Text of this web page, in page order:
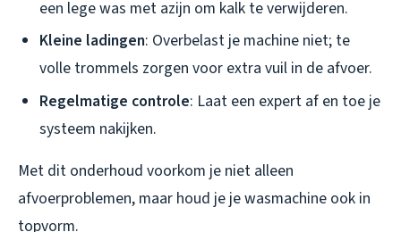
een lege was met azijn om kalk te verwijderen.
Kleine ladingen: Overbelast je machine niet; te
volle trommels zorgen voor extra vuil in de afvoer.
Regelmatige controle: Laat een expert af en toe je
systeem nakijken.
Met dit onderhoud voorkom je niet alleen
afvoerproblemen, maar houd je je wasmachine ook in
topvorm.